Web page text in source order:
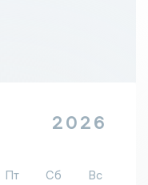
2026
Пт Сб Вс